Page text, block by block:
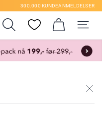
300.000 KUNDEANMELDELSER